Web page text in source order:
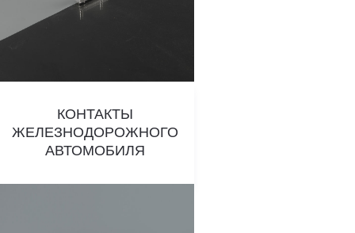
КОНТАКТЫ
ЖЕЛЕЗНОДОРОЖНОГО
АВТОМОБИЛЯ